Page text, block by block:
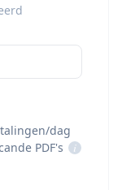
dag
PDF's
i